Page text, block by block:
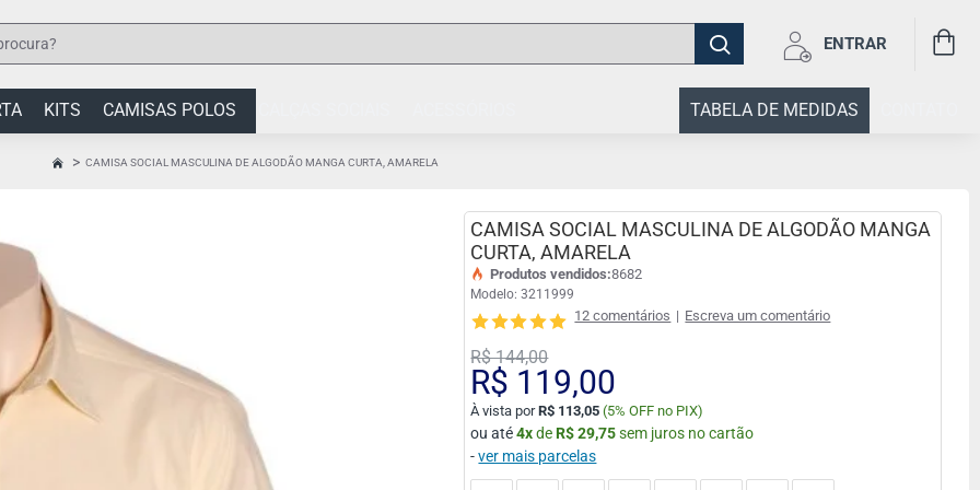
ENTRAR
KITS CAMISAS POLOS TABELA DE MEDIDAS
CAMISA SOCIAL MASCULINA DE ALGODÃO MANGA CURTA, AMARELA
CAMISA SOCIAL MASCULINA DE ALGODÃO MANGA
CURTA, AMARELA
Modelo: 3211999
Produtos vendidos:8682
12 comentários | Escreva um comentário
R$ 119,00
R$ 144,00
À vista porR$ 113,05 (5% OFF no PIX)
ou até4xdeR$ 29,75 sem juros no cartão
-ver mais parcelas